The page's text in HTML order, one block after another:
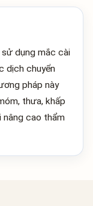
sử dụng mắc cài
dịch chuyển
pháp này
thưa, khấp
nâng cao thẩm